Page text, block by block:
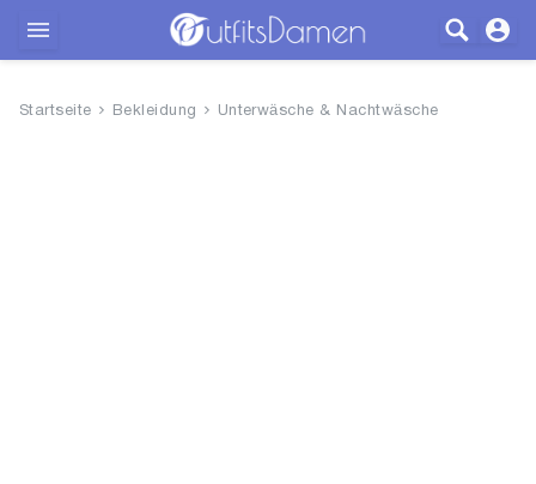
Startseite Bekleidung Unterwäsche & Nachtwäsche